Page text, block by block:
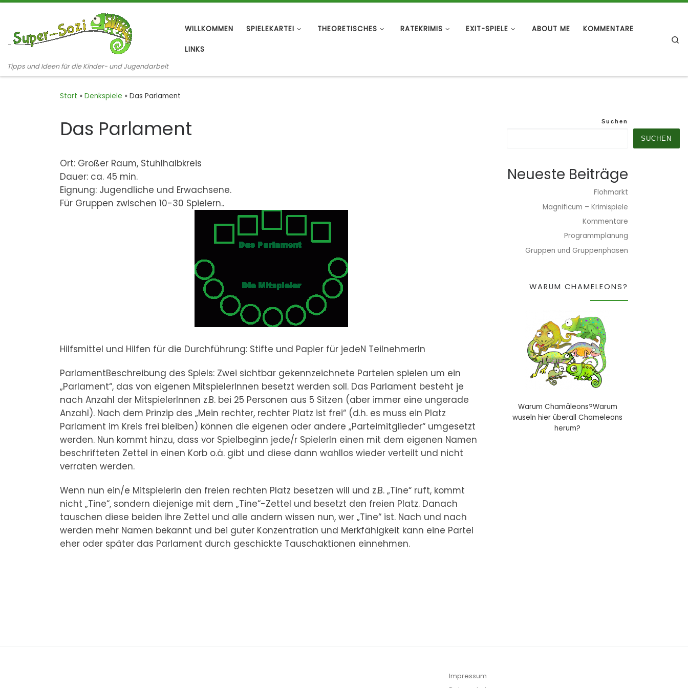
Tipps und Ideen für die Kinder- und Jugendarbeit
WILLKOMMEN SPIELEKARTEI THEORETISCHES RATEKRIMIS EXIT-SPIELE ABOUT ME KOMMENTARE
LINKS
Start » Denkspiele » Das Parlament
Das Parlament
Ort: Großer Raum, Stuhlhalbkreis
Dauer: ca. 45 min.
Eignung: Jugendliche und Erwachsene.
Für Gruppen zwischen 10-30 Spielern..
Hilfsmittel und Hilfen für die Durchführung: Stifte und Papier für jedeN TeilnehmerIn
ParlamentBeschreibung des Spiels: Zwei sichtbar gekennzeichnete Parteien spielen um ein
„Parlament“, das von eigenen MitspielerInnen besetzt werden soll. Das Parlament besteht je
nach Anzahl der MitspielerInnen z.B. bei 25 Personen aus 5 Sitzen (aber immer eine ungerade
Anzahl). Nach dem Prinzip des „Mein rechter, rechter Platz ist frei“ (d.h. es muss ein Platz
Parlament im Kreis frei bleiben) können die eigenen oder andere „Parteimitglieder“ umgesetzt
werden. Nun kommt hinzu, dass vor Spielbeginn jede/r SpielerIn einen mit dem eigenen Namen
beschrifteten Zettel in einen Korb o.ä. gibt und diese dann wahllos wieder verteilt und nicht
verraten werden.
Wenn nun ein/e MitspielerIn den freien rechten Platz besetzen will und z.B. „Tine“ ruft, kommt
nicht „Tine“, sondern diejenige mit dem „Tine“-Zettel und besetzt den freien Platz. Danach
tauschen diese beiden ihre Zettel und alle andern wissen nun, wer „Tine“ ist. Nach und nach
werden mehr Namen bekannt und bei guter Konzentration und Merkfähigkeit kann eine Partei
eher oder später das Parlament durch geschickte Tauschaktionen einnehmen.
Suchen
SUCHEN
Neueste Beiträge
Flohmarkt
Magnificum – Krimispiele
Kommentare
Programmplanung
Gruppen und Gruppenphasen
WARUM CHAMELEONS?
Warum Chamäleons?Warum
wuseln hier überall Chameleons
herum?
Impressum